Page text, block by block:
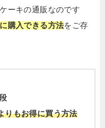
ーキの通販なのです
購入できる方法をご存
りもお得に買う方法